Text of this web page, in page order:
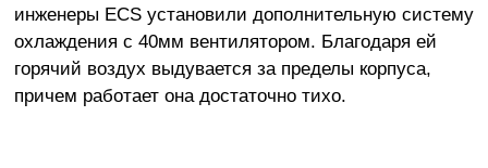
инженеры ECS установили дополнительную систему
охлаждения с 40мм вентилятором. Благодаря ей
горячий воздух выдувается за пределы корпуса,
причем работает она достаточно тихо.